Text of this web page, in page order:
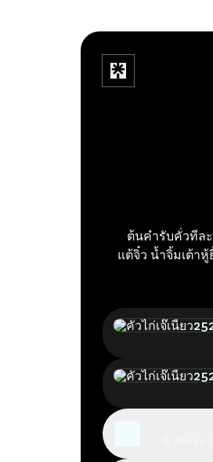
ต้นคำรับคั่วทีล
แต้จิ๋ว น้ำจิ้มเต้า
ติดตามอัพเดทร้าน :
เล่าความอร่อยผ่าน